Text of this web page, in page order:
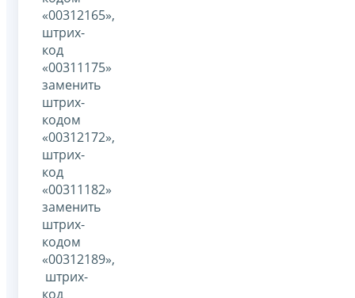
«00312165»,
штрих-
код
«00311175»
заменить
штрих-
кодом
«00312172»,
штрих-
код
«00311182»
заменить
штрих-
кодом
«00312189»,
штрих-
код